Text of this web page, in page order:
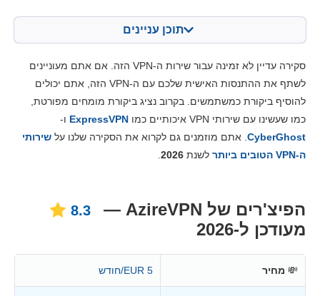
תוכן עניינים
מאפיינים מרכזיים 8.3
התקנה ואפליקציות 8.8
אמינות ותמיכה 8.5
סקירה עדיין לא זמינה עבור שירות ה-VPN הזה. אם אתם מעוניינים
לשתף את ההתנסות האישית שלכם עם ה-VPN הזה, אתם יכולים
להוסיף ביקורת כמשתמשים. בקרוב נציג ביקורת מומחים מפורטת,
כמו שעשינו עם שירותי VPN איכותיים כמו
ExpressVPN ו-
CyberGhost. אתם מוזמנים גם לקרוא את הסקירה שלנו על שירותי
ה-VPN הטובים ביותר
לשנת 2026
.
הפיצ'רים של AzireVPN —
מעודכן ל-2026
8.3
💸 מחיר 5 EUR/חודש